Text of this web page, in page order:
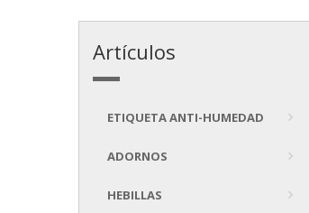
Artículos
ETIQUETA ANTI-HUMEDAD
ADORNOS
HEBILLAS